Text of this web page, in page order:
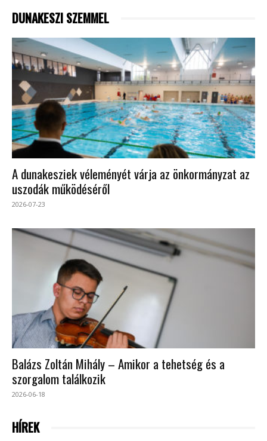
DUNAKESZI SZEMMEL
A dunakesziek véleményét várja az önkormányzat az
uszodák működéséről
2026-07-23
Balázs Zoltán Mihály – Amikor a tehetség és a
szorgalom találkozik
2026-06-18
HÍREK